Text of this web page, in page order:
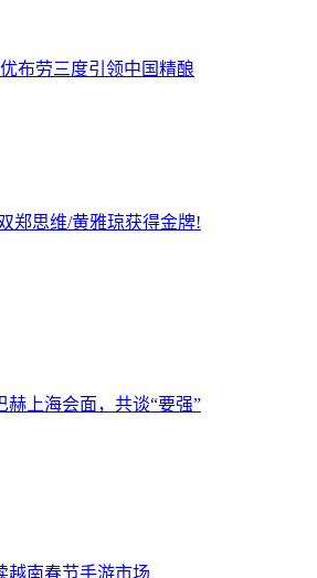
布劳三度引领中国精酿
郑思维/黄雅琼获得金牌!
上海会面，共谈“要强”
越南春节手游市场